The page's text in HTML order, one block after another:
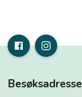
Besøksadresse